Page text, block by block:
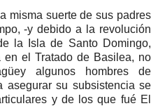
misma suerte de sus padres
-y debido a la revolución
la Isla de Santo Domingo,
el Tratado de Basilea, no
algunos hombres de
asegurar su subsistencia se
y de los que fué El